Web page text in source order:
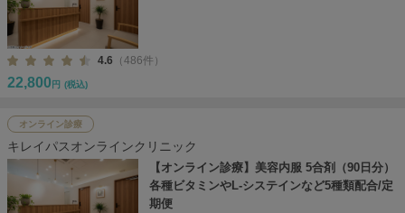
4.6 （486件）
22,800 円 (税込)
オンライン診療
キレイパスオンラインクリニック
【オンライン診療】美容内服 5合剤（90日分）
各種ビタミンやL-システインなど5種類配合/定
期便